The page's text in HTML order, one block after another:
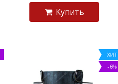
Купить
ХИТ
-6%